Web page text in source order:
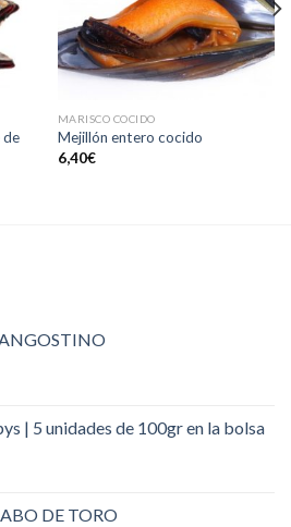
de
MARISCO COCIDO
Mejillón entero cocido
6,40€
| 5 unidades de 100gr en la bolsa
DE TORO